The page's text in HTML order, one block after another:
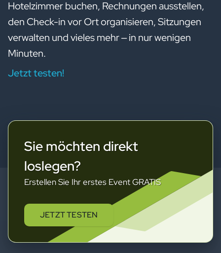
Hotelzimmer buchen, Rechnungen ausstellen,
den Check-in vor Ort organisieren, Sitzungen
verwalten und vieles mehr – in nur wenigen
Minuten.
Jetzt testen!
Sie möchten direkt
loslegen?
Erstellen Sie Ihr erstes Event GRATIS
JETZT TESTEN